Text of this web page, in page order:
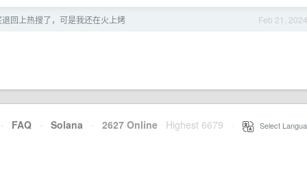
Feb 21, 2024
回上热搜了，可是我还在火上烤
· FAQ · Solana · 2627 Online Highest 6679 Select